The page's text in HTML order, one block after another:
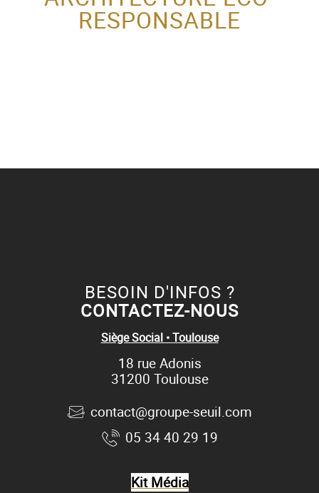
ACTEUR DE LA
RESPONSABLE
BESOIN D'INFOS ?
CONTACTEZ-NOUS
Siège Social • Toulouse
18 rue Adonis
31200 Toulouse
contact@groupe-seuil.com
05 34 40 29 19
Kit Média